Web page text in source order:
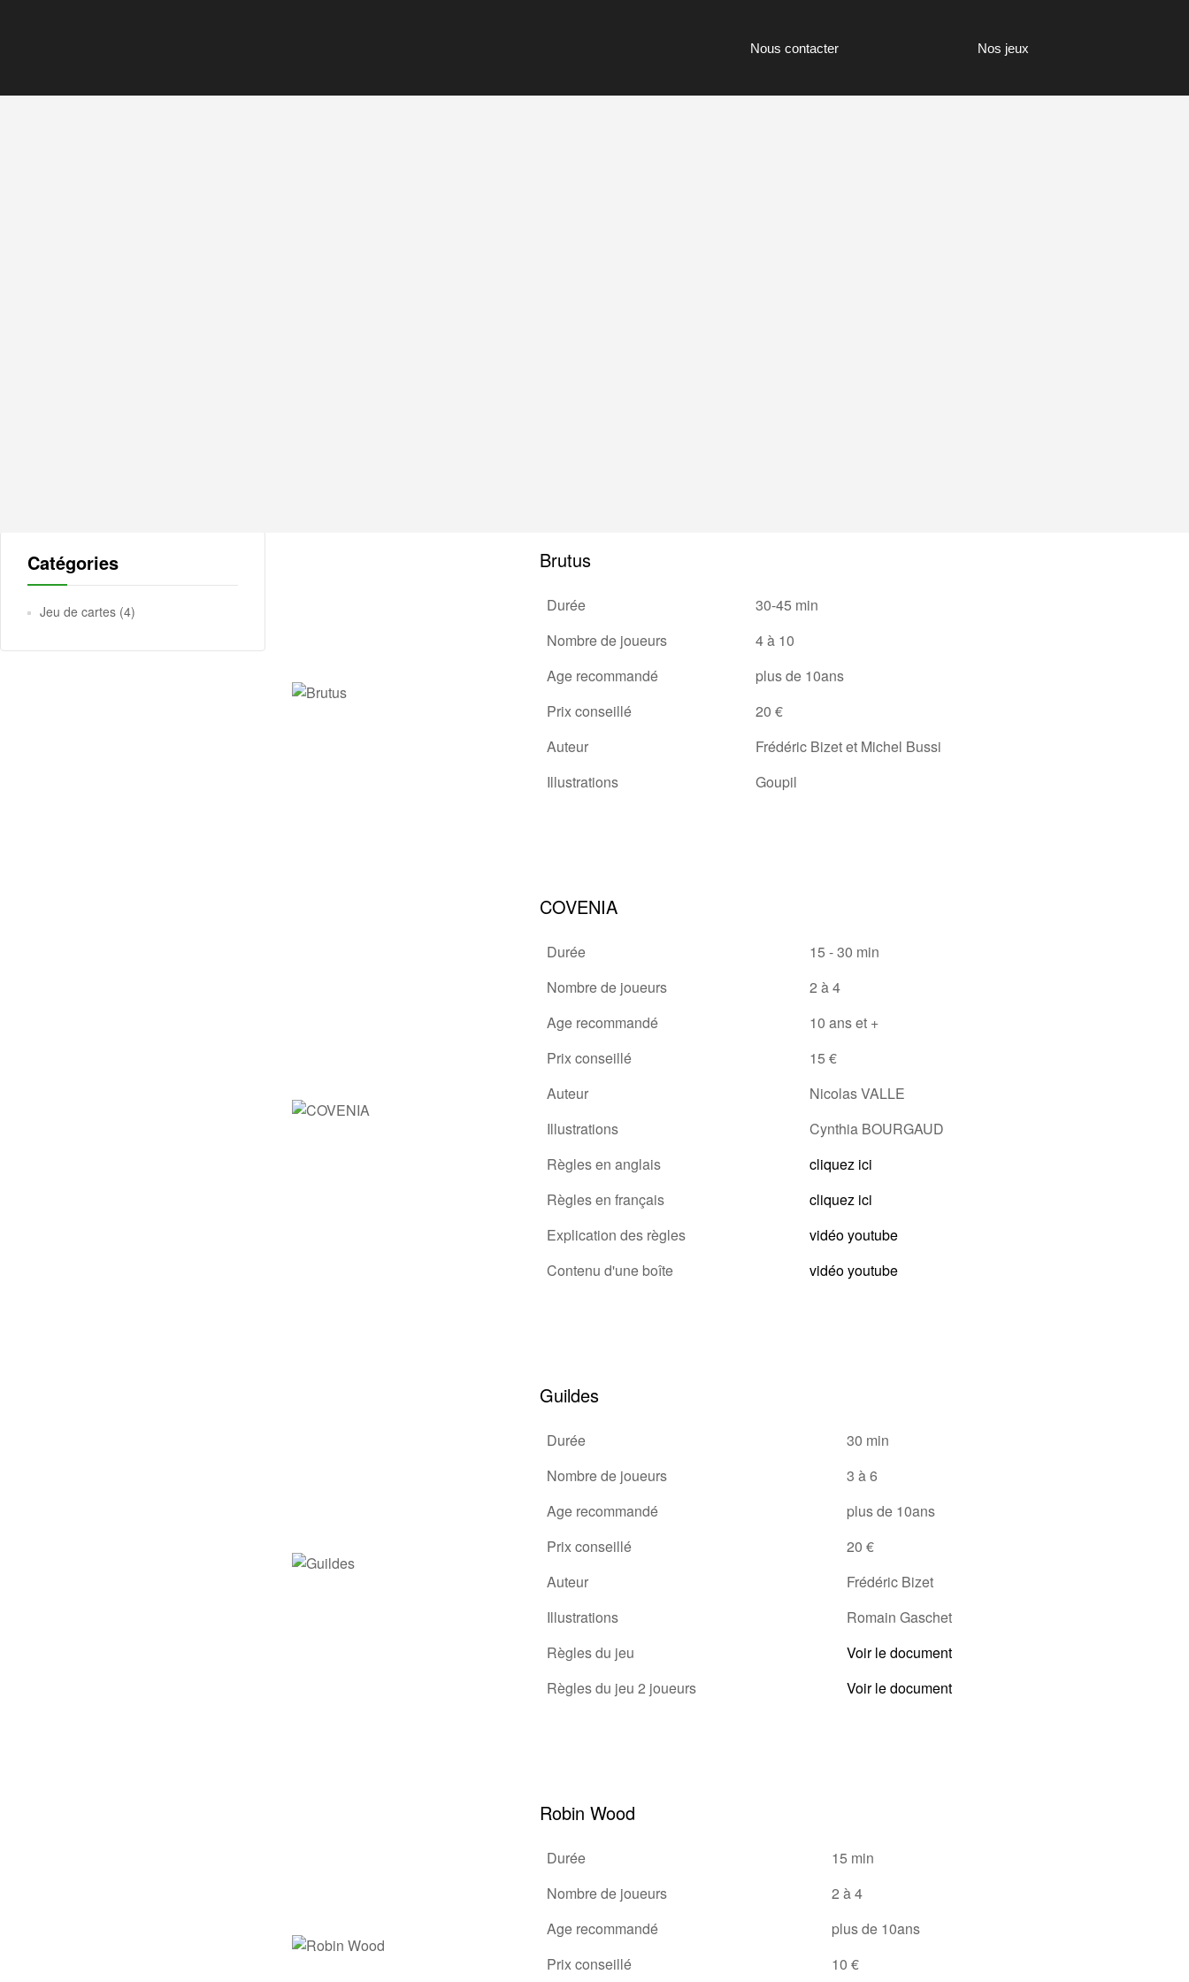
Nous contacter Nos jeux
Brutus
Durée
30-45 min
Nombre de joueurs
4 à 10
Age recommandé
plus de 10ans
Prix conseillé
20 €
Auteur
Frédéric Bizet et Michel Bussi
Illustrations
Goupil
COVENIA
Durée
15 - 30 min
Nombre de joueurs
2 à 4
Age recommandé
10 ans et +
Prix conseillé
15 €
Auteur
Nicolas VALLE
Illustrations
Cynthia BOURGAUD
Règles en anglais
cliquez ici
Règles en français
cliquez ici
Explication des règles
vidéo youtube
Contenu d'une boîte
vidéo youtube
Guildes
Durée
30 min
Nombre de joueurs
3 à 6
Age recommandé
plus de 10ans
Prix conseillé
20 €
Auteur
Frédéric Bizet
Illustrations
Romain Gaschet
Règles du jeu
Voir le document
Règles du jeu 2 joueurs
Voir le document
Robin Wood
Durée
15 min
Nombre de joueurs
2 à 4
Age recommandé
plus de 10ans
Prix conseillé
10 €
Catégories
Jeu de cartes (4)